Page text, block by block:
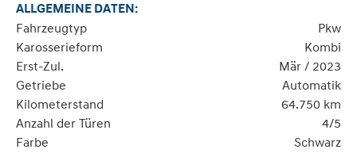
ALLGEMEINE DATEN:
Fahrzeugtyp
Pkw
Karosserieform
Kombi
Erst-Zul.
Mär / 2023
Getriebe
Automatik
Kilometerstand
64.750 km
Anzahl der Türen
4/5
Farbe
Schwarz